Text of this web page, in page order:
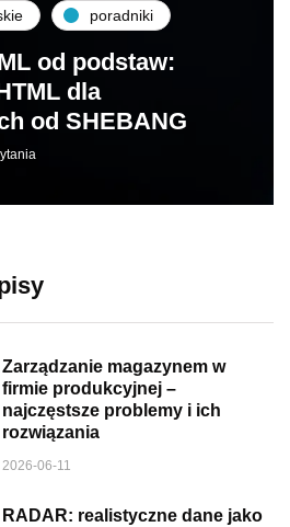
poradniki
od podstaw:
dla
od SHEBANG
Zarządzanie magazynem w
firmie produkcyjnej –
najczęstsze problemy i ich
rozwiązania
2026-06-11
RADAR: realistyczne dane jako